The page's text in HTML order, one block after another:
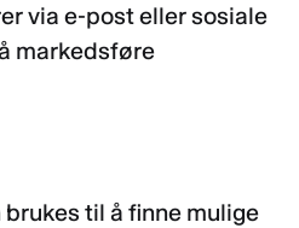
via e-post eller sosiale
markedsføre
til å finne mulige